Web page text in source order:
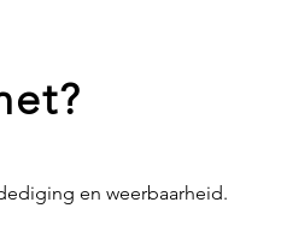
en weerbaarheid.